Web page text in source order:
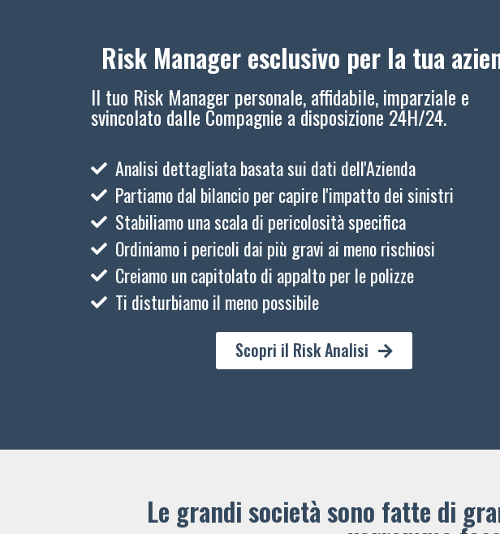
Risk Manager esclusivo per la tua
Il tuo Risk Manager personale, affidabile, imparziale e
svincolato dalle Compagnie a disposizione 24H/24.
Analisi dettagliata basata sui dati dell'Azienda
Partiamo dal bilancio per capire l'impatto dei sinistri
Stabiliamo una scala di pericolosità specifica
Ordiniamo i pericoli dai più gravi ai meno rischiosi
Creiamo un capitolato di appalto per le polizze
Ti disturbiamo il meno possibile
Scopri il Risk Analisi
Le grandi società sono fatte di